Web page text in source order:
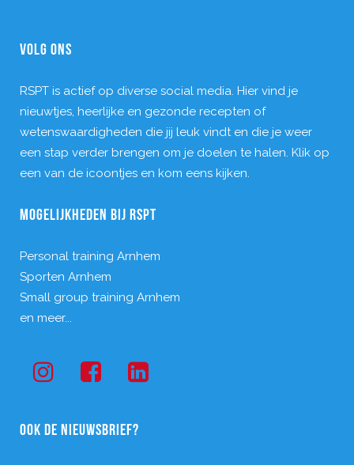
VOLG ONS
RSPT is actief op diverse social media. Hier vind je
nieuwtjes, heerlijke en gezonde recepten of
wetenswaardigheden die jij leuk vindt en die je weer
een stap verder brengen om je doelen te halen. Klik op
een van de icoontjes en kom eens kijken.
MOGELIJKHEDEN BIJ RSPT
Personal training Arnhem
Sporten Arnhem
Small group training Arnhem
en meer...
OOK DE NIEUWSBRIEF?